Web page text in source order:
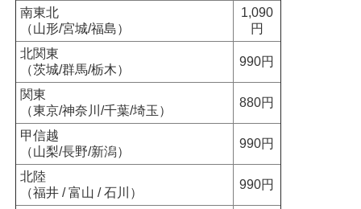
南東北
（山形/宮城/福島）
1,090
円
北関東
（茨城/群馬/栃木）
990円
関東
（東京/神奈川/千葉/埼玉）
880円
甲信越
（山梨/長野/新潟）
990円
北陸
（福井 / 富山 / 石川）
990円